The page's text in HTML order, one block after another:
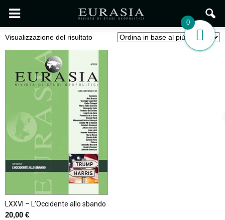
Visualizzazione del risultato
LXXVI – L’Occidente allo sbando
20,00 €
0